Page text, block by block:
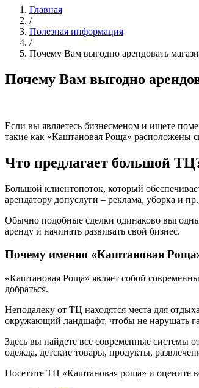
Главная
/
Полезная информация
/
Почему Вам выгодно арендовать
Почему Вам выгодно
Если вы являетесь бизнесменом и ищете
такие как «Каштановая Роща» расположены
Что предлагает большой
Большой клиентопоток, который
арендатору допуслуги – реклама, уборка и
Обычно подобные сделки одинаково выгодны
аренду и начинать развивать свой бизнес.
Почему именно «Каштановая
«Каштановая Роща» являет собой
добраться.
Неподалеку от ТЦ находятся места для
окружающий ландшафт, чтобы не нарушать
Здесь вы найдете все современные системы
одежда, детские товары, продукты,
Посетите ТЦ «Каштановая роща» и оцените